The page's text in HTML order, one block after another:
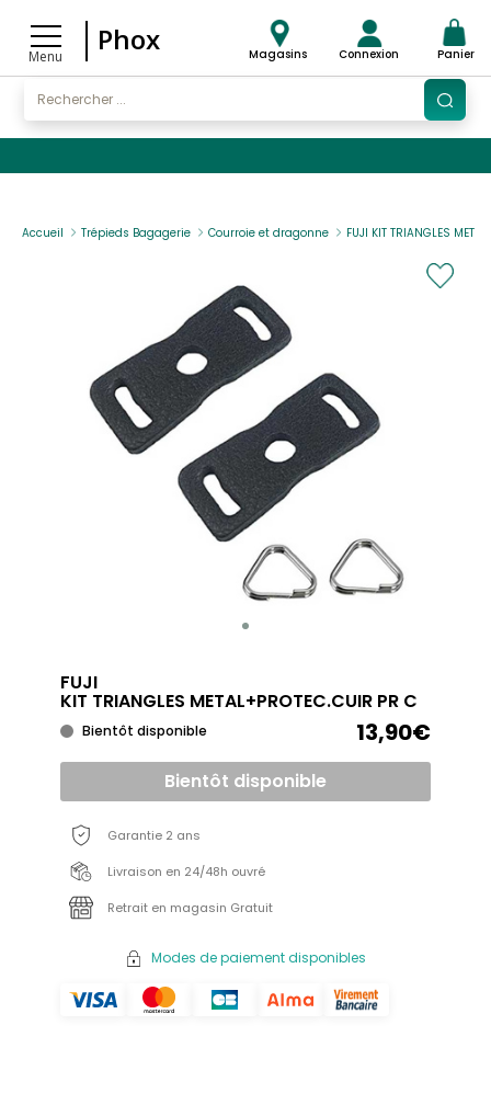
Menu
Phox Magasins Connexion Panier
Accueil Trépieds Bagagerie Courroie et dragonne FUJI KIT TRIANGLES
FUJI
KIT TRIANGLES METAL+PROTEC.CUIR PR C
Bientôt disponible 13,90€
Bientôt disponible
Garantie 2 ans
Livraison en 24/48h ouvré
Retrait en magasin Gratuit
Modes de paiement disponibles